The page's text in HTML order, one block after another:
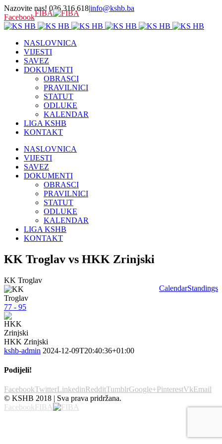
Nazovite nas! 036 316 618|info@kshb.ba
FacebookFIBA
NASLOVNICA
VIJESTI
SAVEZ
DOKUMENTI
OBRASCI
PRAVILNICI
STATUT
ODLUKE
KALENDAR
LIGA KSHB
KONTAKT
NASLOVNICA
VIJESTI
SAVEZ
DOKUMENTI
OBRASCI
PRAVILNICI
STATUT
ODLUKE
KALENDAR
LIGA KSHB
KONTAKT
KK Troglav vs HKK Zrinjski
CalendarStandings
KK Troglav
77 - 95
HKK Zrinjski
kshb-admin 2024-12-09T20:40:36+01:00
Podijeli!
FacebookTwitterLinkedinRedditTumblrGoogle+PinterestVkEmail
© KSHB 2018 | Sva prava pridržana.
FacebookFIBA